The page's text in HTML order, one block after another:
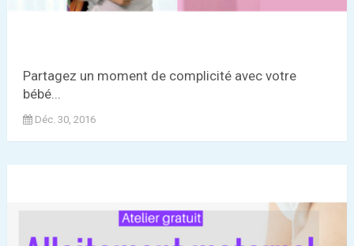
Partagez un moment de complicité avec votre
bébé...
Déc. 30, 2016